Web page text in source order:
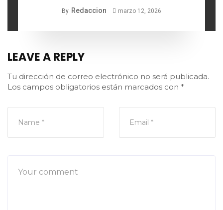
By Redaccion marzo 12, 2026
LEAVE A REPLY
Tu dirección de correo electrónico no será publicada.
Los campos obligatorios están marcados con *